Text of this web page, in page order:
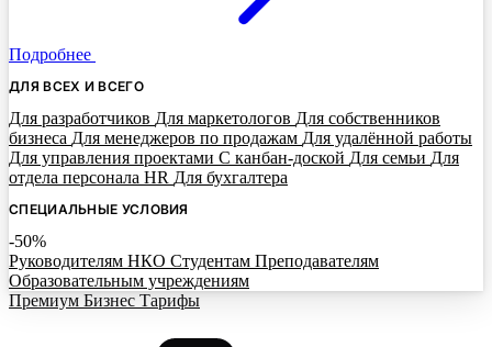
Подробнее
ДЛЯ ВСЕХ И ВСЕГО
Для разработчиков Для маркетологов Для собственников
бизнеса Для менеджеров по продажам Для удалённой работы
Для управления проектами С канбан-доской Для семьи Для
отдела персонала HR Для бухгалтера
СПЕЦИАЛЬНЫЕ УСЛОВИЯ
-50%
Руководителям НКО Студентам Преподавателям
Образовательным учреждениям
Премиум Бизнес Тарифы